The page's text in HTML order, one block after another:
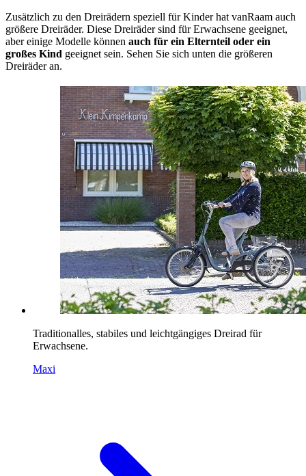
Zusätzlich zu den Dreirädern speziell für Kinder hat vanRaam auch
größere Dreiräder. Diese Dreiräder sind für Erwachsene geeignet,
aber einige Modelle können auch für ein Elternteil oder ein
großes Kind geeignet sein. Sehen Sie sich unten die größeren
Dreiräder an.
Traditionalles, stabiles und leichtgängiges Dreirad für
Erwachsene.
Maxi